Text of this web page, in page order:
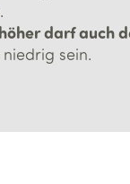
.
darf auch
sein.